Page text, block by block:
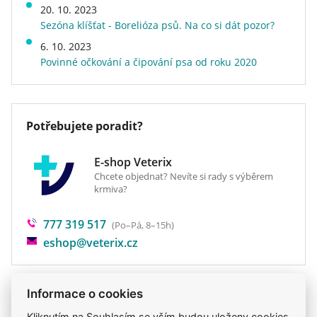
vitamíny, včetně vitamínu D3, který je nezbytný
pro zabudování vápníku do kostí, jsou přírodního
původu (hnědé mořské řasy a pivovarské
kvasnice).
Výživa rostoucího barfovaného psa bude
kompletní s Canina Barfer´s Oil, který obsahuje
esenciální polynenasycené mastné kyseliny.
Středně velká čaj. lž. obsahuje asi 6 g prášku.
Stáří psa
štěně
Forma léčiva
Účinná látka
glukosamin sulfát,
chondroitin sulfát,
Velikost balení - objem
20. 10. 2023
Sezóna klíšťat - Borelióza psů. Na co si dát pozor?
6. 10. 2023
Povinné očkování a čipování psa od roku 2020
Potřebujete poradit?
E-shop Veterix
Chcete objednat? Nevíte si rady s výběrem
krmiva?
777 319 517 (Po–Pá, 8–15h)
eshop@veterix.cz
Informace o cookies